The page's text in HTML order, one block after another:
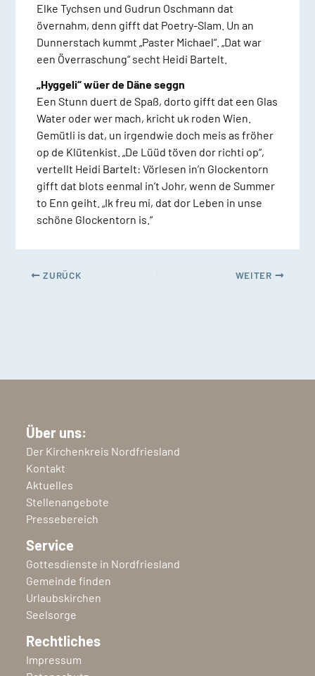
Elke Tychsen und Gudrun Oschmann dat
övernahm, denn gifft dat Poetry-Slam. Un an
Dunnerstach kummt „Paster Michael“. „Dat war
een Överraschung“ secht Heidi Bartelt.
„Hyggeli“ wüer de Däne seggn
Een Stunn duert de Spaß, dorto gifft dat een Glas
Water oder wer mach, kricht uk roden Wien.
Gemütli is dat, un irgendwie doch meis as fröher
op de Klütenkist. „De Lüüd töven dor richti op“,
vertellt Heidi Bartelt: Vörlesen in’n Glockentorn
gifft dat blots eenmal in’t Johr, wenn de Summer
to Enn geiht. „Ik freu mi, dat dor Leben in unse
schöne Glockentorn is.“
ZURÜCK WEITER
Über uns:
Der Kirchenkreis Nordfriesland
Kontakt
Aktuelles
Stellenangebote
Pressebereich
Service
Gottesdienste in Nordfriesland
Gemeinde finden
Urlaubskirchen
Seelsorge
Rechtliches
Impressum